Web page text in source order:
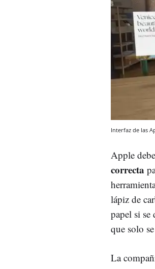
Interfaz de las
Apple
correcta
lápiz de
papel si se
que solo
La